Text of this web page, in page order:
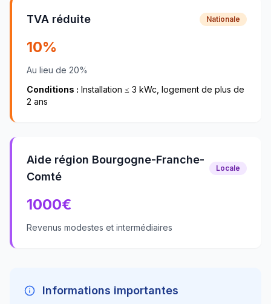
TVA réduite Nationale
10%
Au lieu de 20%
Conditions : Installation ≤ 3 kWc, logement de plus de
2 ans
Aide région Bourgogne-Franche-
Comté
Locale
1000€
Revenus modestes et intermédiaires
Informations importantes